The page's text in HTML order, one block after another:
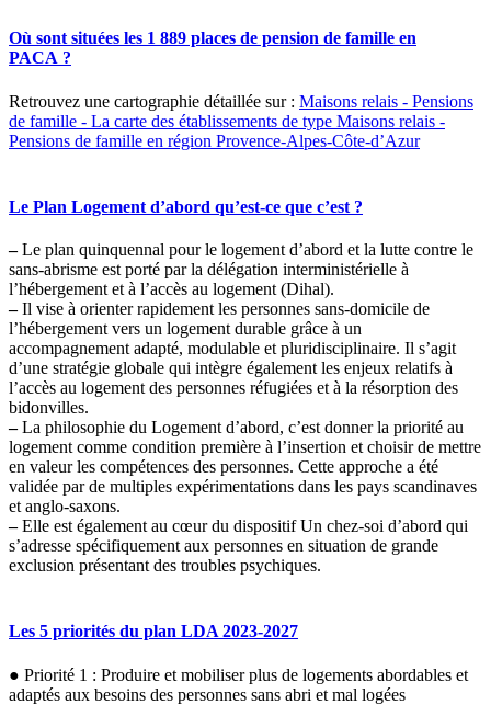
Où sont situées les 1 889 places de pension de famille en
PACA ?
Retrouvez une cartographie détaillée sur : Maisons relais - Pensions
de famille - La carte des établissements de type Maisons relais -
Pensions de famille en région Provence-Alpes-Côte-d’Azur
Le Plan Logement d’abord qu’est-ce que c’est ?
–Le plan quinquennal pour le logement d’abord et la lutte contre le
sans-abrisme est porté par la délégation interministérielle à
l’hébergement et à l’accès au logement (Dihal).
–Il vise à orienter rapidement les personnes sans-domicile de
l’hébergement vers un logement durable grâce à un
accompagnement adapté, modulable et pluridisciplinaire. Il s’agit
d’une stratégie globale qui intègre également les enjeux relatifs à
l’accès au logement des personnes réfugiées et à la résorption des
bidonvilles.
–La philosophie du Logement d’abord, c’est donner la priorité au
logement comme condition première à l’insertion et choisir de mettre
en valeur les compétences des personnes. Cette approche a été
validée par de multiples expérimentations dans les pays scandinaves
et anglo-saxons.
–Elle est également au cœur du dispositif Un chez-soi d’abord qui
s’adresse spécifiquement aux personnes en situation de grande
exclusion présentant des troubles psychiques.
Les 5 priorités du plan LDA 2023-2027
● Priorité 1 : Produire et mobiliser plus de logements abordables et
adaptés aux besoins des personnes sans abri et mal logées